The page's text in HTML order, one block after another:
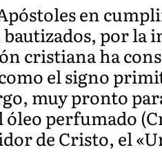
en
por la
cristiana ha
el signo
muy pronto
perfumado
de Cristo, el